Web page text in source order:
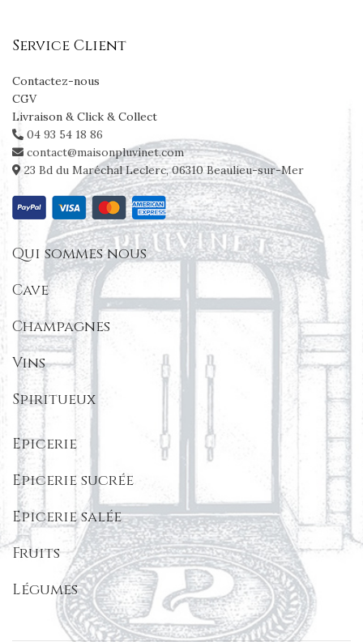
Service Client
Contactez-nous
CGV
Livraison & Click & Collect
04 93 54 18 86
contact@maisonpluvinet.com
23 Bd du Maréchal Leclerc, 06310 Beaulieu-sur-Mer
Qui sommes nous
Cave
Champagnes
Vins
Spiritueux
Epicerie
Epicerie sucrée
Epicerie salée
Fruits
Légumes